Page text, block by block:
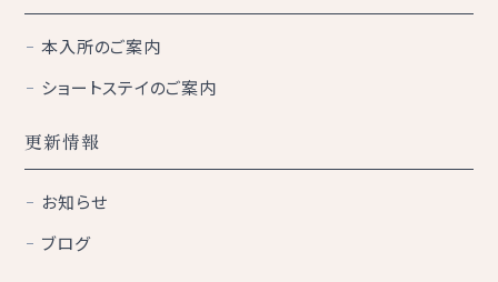
本入所のご案内
ショートステイのご案内
更新情報
お知らせ
ブログ